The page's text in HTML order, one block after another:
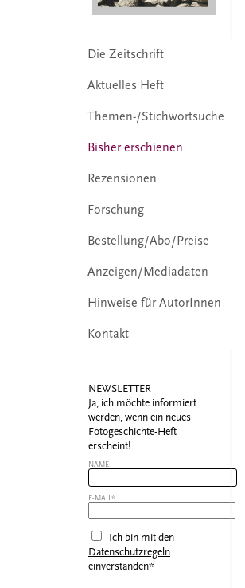
Die Zeitschrift
Aktuelles Heft
Themen-/Stichwortsuche
Bisher erschienen
Rezensionen
Forschung
Bestellung/Abo/Preise
Anzeigen/Mediadaten
Hinweise für AutorInnen
Kontakt
NEWSLETTER
Ja, ich möchte informiert
werden, wenn ein neues
Fotogeschichte-Heft
erscheint!
NAME
E-MAIL*
Ich bin mit den
Datenschutzregeln
einverstanden*